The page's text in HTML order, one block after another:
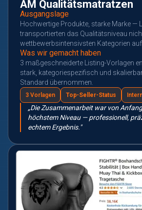
AM Qualitätsmatratzen
Ausgangslage
Hochwertige Produkte, starke Marke —
transportierten das Qualitätsniveau
wettbewerbsintensivsten Kategorien
Was wir gemacht haben
3 maßgeschneiderte Listing-Vorlagen
stark, kategoriespezifisch und
Standard übernommen.
3 Vorlagen Top-Seller-Status
„Die Zusammenarbeit war von
höchstem Niveau — professionell,
echtem Ergebnis."